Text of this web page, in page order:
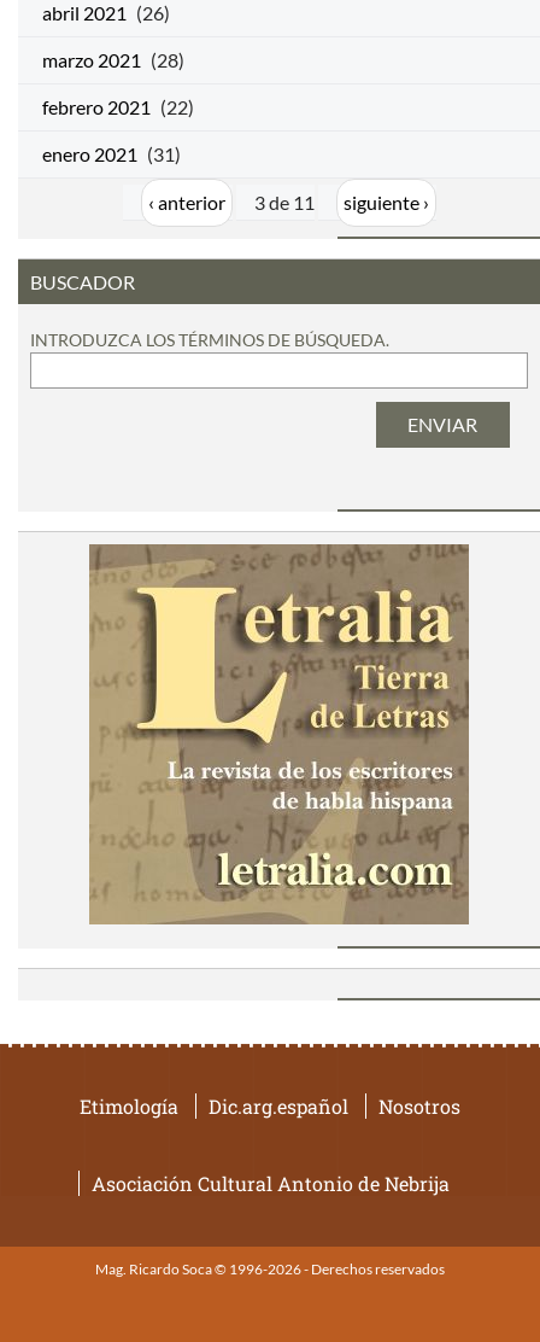
abril 2021 (26)
marzo 2021 (28)
febrero 2021 (22)
enero 2021 (31)
‹ anterior 3 de 11 siguiente ›
BUSCADOR
INTRODUZCA LOS TÉRMINOS DE BÚSQUEDA.
Etimología Dic.arg.español Nosotros
Asociación Cultural Antonio de Nebrija
Mag. Ricardo Soca © 1996-2026 - Derechos reservados